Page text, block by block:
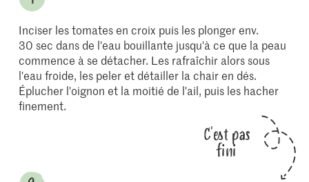
Inciser les tomates en croix puis les plonger env.
30 sec dans de l'eau bouillante jusqu'à ce que la peau
commence à se détacher. Les rafraîchir alors sous
l'eau froide, les peler et détailler la chair en dés.
Éplucher l'oignon et la moitié de l'ail, puis les hacher
finement.
C'est pas
fini